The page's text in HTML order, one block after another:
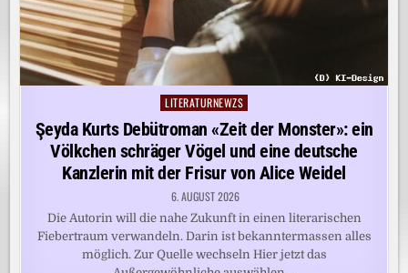
Posted
in
LITERATURNEWZS
Şeyda Kurts Debütroman «Zeit der Monster»: ein
Völkchen schräger Vögel und eine deutsche
Kanzlerin mit der Frisur von Alice Weidel
6. AUGUST 2026
Die Autorin will die nahe Zukunft in einen literarischen
Fiebertraum verwandeln. Darin ist bekanntermassen alles
möglich. Zur Quelle wechseln Hier jetzt das